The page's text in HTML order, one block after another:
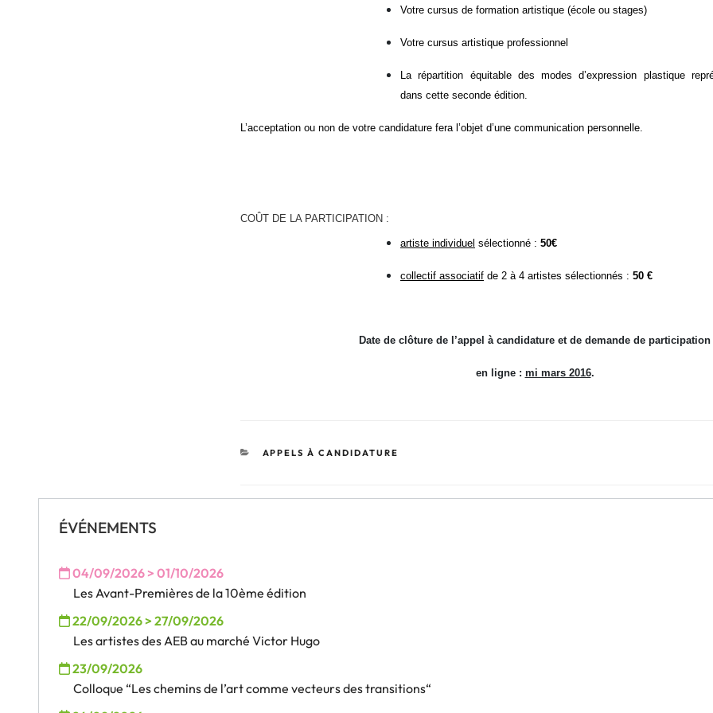
Votre cursus de formation artistique (école ou stages)
Votre cursus artistique professionnel
La répartition équitable des modes d’expression plastique
dans cette seconde édition.
L’acceptation ou non de votre candidature fera l’objet d’une communication personnelle.
COÛT DE LA PARTICIPATION :
artiste individuel sélectionné : 50€
collectif associatif de 2 à 4 artistes sélectionnés : 50 €
Date de clôture de l’appel à candidature et de demande de participation
en ligne : mi mars 2016.
CATÉGORIES
APPELS À CANDIDATURE
ÉVÉNEMENTS
04/09/2026 > 01/10/2026
Les Avant-Premières de la 10ème édition
22/09/2026 > 27/09/2026
Les artistes des AEB au marché Victor Hugo
23/09/2026
Colloque “Les chemins de l’art comme vecteurs des transitions“